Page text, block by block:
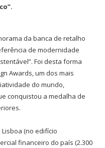
da banca de retalho
de modernidade
Foi desta forma
Awards, um dos mais
do mundo,
conquistou a medalha de
Lisboa (no edifício
financeiro do país (2.300